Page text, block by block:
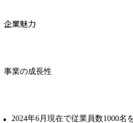
企業魅力
事業の成長性
2024年6月現在で従業員数1000名